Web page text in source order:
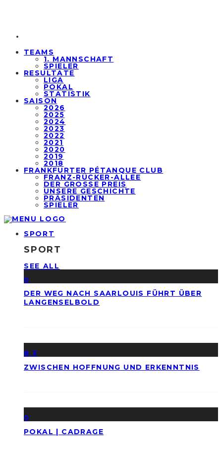
TEAMS
1. MANNSCHAFT
SPIELER
RESULTATE
LIGA
POKAL
STATISTIK
SAISON
2026
2025
2024
2023
2022
2021
2020
2019
2018
FRANKFURTER PÉTANQUE CLUB
FRANZ-RÜCKER-ALLEE
DER GROSSE PREIS
UNSERE GESCHICHTE
PRÄSIDENTEN
SPIELER
SPORT
SPORT
SEE ALL
0
DER WEG NACH SAARLOUIS FÜHRT ÜBER
LANGENSELBOLD
8.3
ZWISCHEN HOFFNUNG UND ERKENNTNIS
0
POKAL | CADRAGE